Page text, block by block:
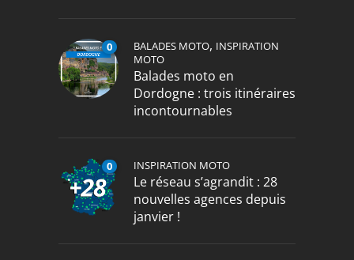
0 BALADES MOTO, INSPIRATION
MOTO
Balades moto en
Dordogne : trois itinéraires
incontournables
0 INSPIRATION MOTO
Le réseau s’agrandit : 28
nouvelles agences depuis
janvier !